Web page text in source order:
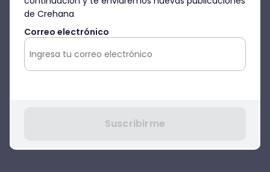
de Crehana
Correo electrónico
Suscribirme